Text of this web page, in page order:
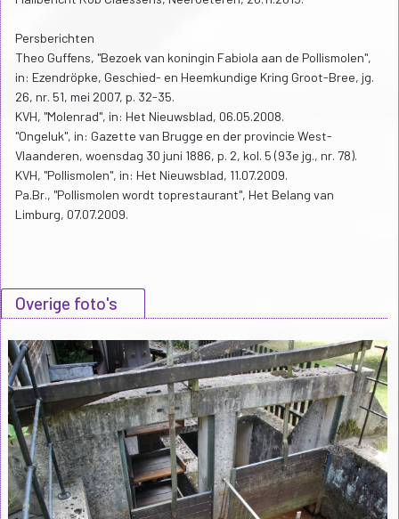
Persberichten
Theo Guffens, "Bezoek van koningin Fabiola aan de Pollismolen",
in: Ezendröpke, Geschied- en Heemkundige Kring Groot-Bree, jg.
26, nr. 51, mei 2007, p. 32-35.
KVH, "Molenrad", in: Het Nieuwsblad, 06.05.2008.
"Ongeluk", in: Gazette van Brugge en der provincie West-
Vlaanderen, woensdag 30 juni 1886, p. 2, kol. 5 (93e jg., nr. 78).
KVH, "Pollismolen", in: Het Nieuwsblad, 11.07.2009.
Pa.Br., "Pollismolen wordt toprestaurant", Het Belang van
Limburg, 07.07.2009.
Overige foto's